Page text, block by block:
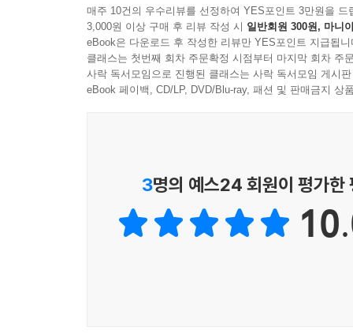
내가 기침약을 먹어야 하면, 나는 약을 안 먹어야
없다며 의사 선생님한테도 절대 입을 벌리지 않았
「세상에서 가장 마음씨 좋은 베리 아줌마」
「가족 소풍 가는 날」
오늘은 가족 소풍날, 호숫가에서 나무다리에
매주 10건의 우수리뷰를 선정하여 YES포인트 3만원을 드
3,000원 이상 구매 후 리뷰 작성 시 일반회원 300원, 마니
eBook은 다운로드 후 작성한 리뷰만 YES포인트 지급됩니
클래스는 첫번째 회차 주문확정 시점부터 마지막 회차 주
사락 독서모임으로 진행된 클래스는 사락 독서모임 게시
eBook 페이백, CD/LP, DVD/Blu-ray, 패션 및 판매금지 상
3명의 예스24 회원이 평가한